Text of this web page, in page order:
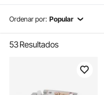
Ordenar por: Popular
53Resultados